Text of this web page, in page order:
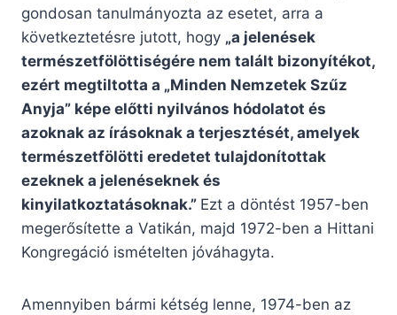
gondosan tanulmányozta az esetet, arra a
következtetésre jutott, hogy „a jelenések
természetfölöttiségére nem talált bizonyítékot,
ezért megtiltotta a „Minden Nemzetek Szűz
Anyja” képe előtti nyilvános hódolatot és
azoknak az írásoknak a terjesztését, amelyek
természetfölötti eredetet tulajdonítottak
ezeknek a jelenéseknek és
kinyilatkoztatásoknak.” Ezt a döntést 1957-ben
megerősítette a Vatikán, majd 1972-ben a Hittani
Kongregáció ismételten jóváhagyta.
Amennyiben bármi kétség lenne, 1974-ben az